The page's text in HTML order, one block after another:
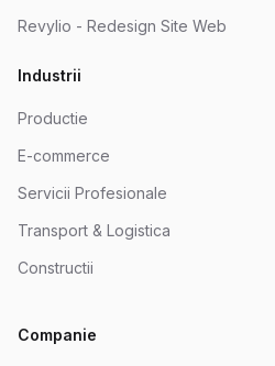
Revylio - Redesign Site Web
Industrii
Productie
E-commerce
Servicii Profesionale
Transport & Logistica
Constructii
Companie